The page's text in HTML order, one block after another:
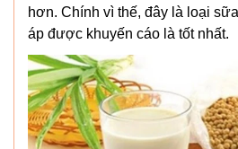
hơn. Chính vì thế, đây là loại
áp được khuyến cáo là tốt nhất.